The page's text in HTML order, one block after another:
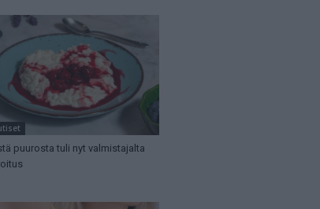
puurosta tuli nyt valmistajalta